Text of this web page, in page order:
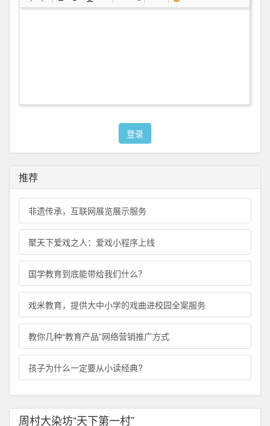
登录
推荐
非遗传承，互联网展览展示服务
聚天下爱戏之人：爱戏小程序上线
国学教育到底能带给我们什么？
戏米教育，提供大中小学的戏曲进校园全案服务
教你几种“教育产品”网络营销推广方式
孩子为什么一定要从小读经典?
周村大染坊“天下第一村”